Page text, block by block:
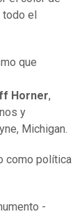
el
que
Horner,
y
Michigan.
como política
-